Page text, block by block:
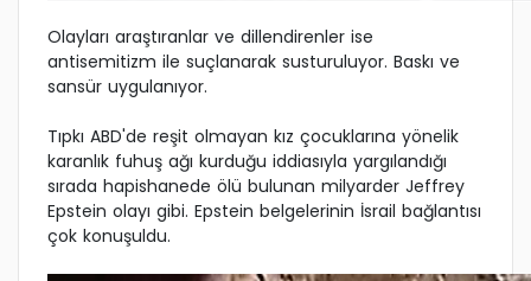
Olayları araştıranlar ve dillendirenler ise
antisemitizm ile suçlanarak susturuluyor. Baskı ve
sansür uygulanıyor.
Tıpkı ABD'de reşit olmayan kız çocuklarına yönelik
karanlık fuhuş ağı kurduğu iddiasıyla yargılandığı
sırada hapishanede ölü bulunan milyarder Jeffrey
Epstein olayı gibi. Epstein belgelerinin İsrail bağlantısı
çok konuşuldu.